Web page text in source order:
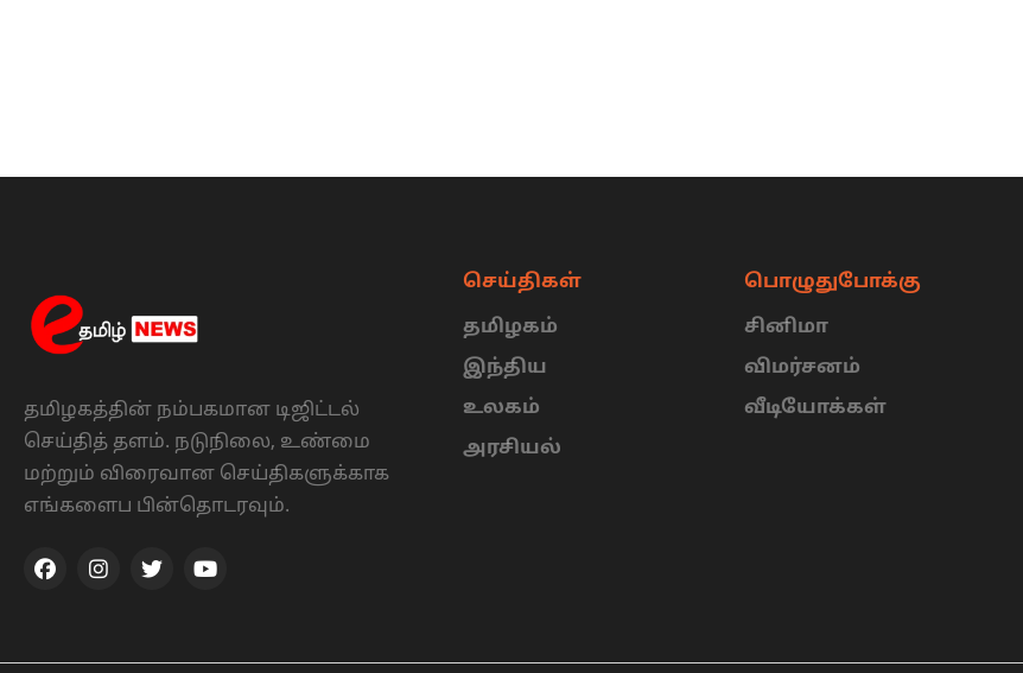
தமிழகத்தின் நம்பகமான டிஜிட்டல்
செய்தித் தளம். நடுநிலை, உண்மை
மற்றும் விரைவான செய்திகளுக்காக
எங்களைப பின்தொடரவும்.
செய்திகள்
தமிழகம்
இந்திய
உலகம்
அரசியல்
பொழுதுபோக்கு
சினிமா
விமர்சனம்
வீடியோக்கள்